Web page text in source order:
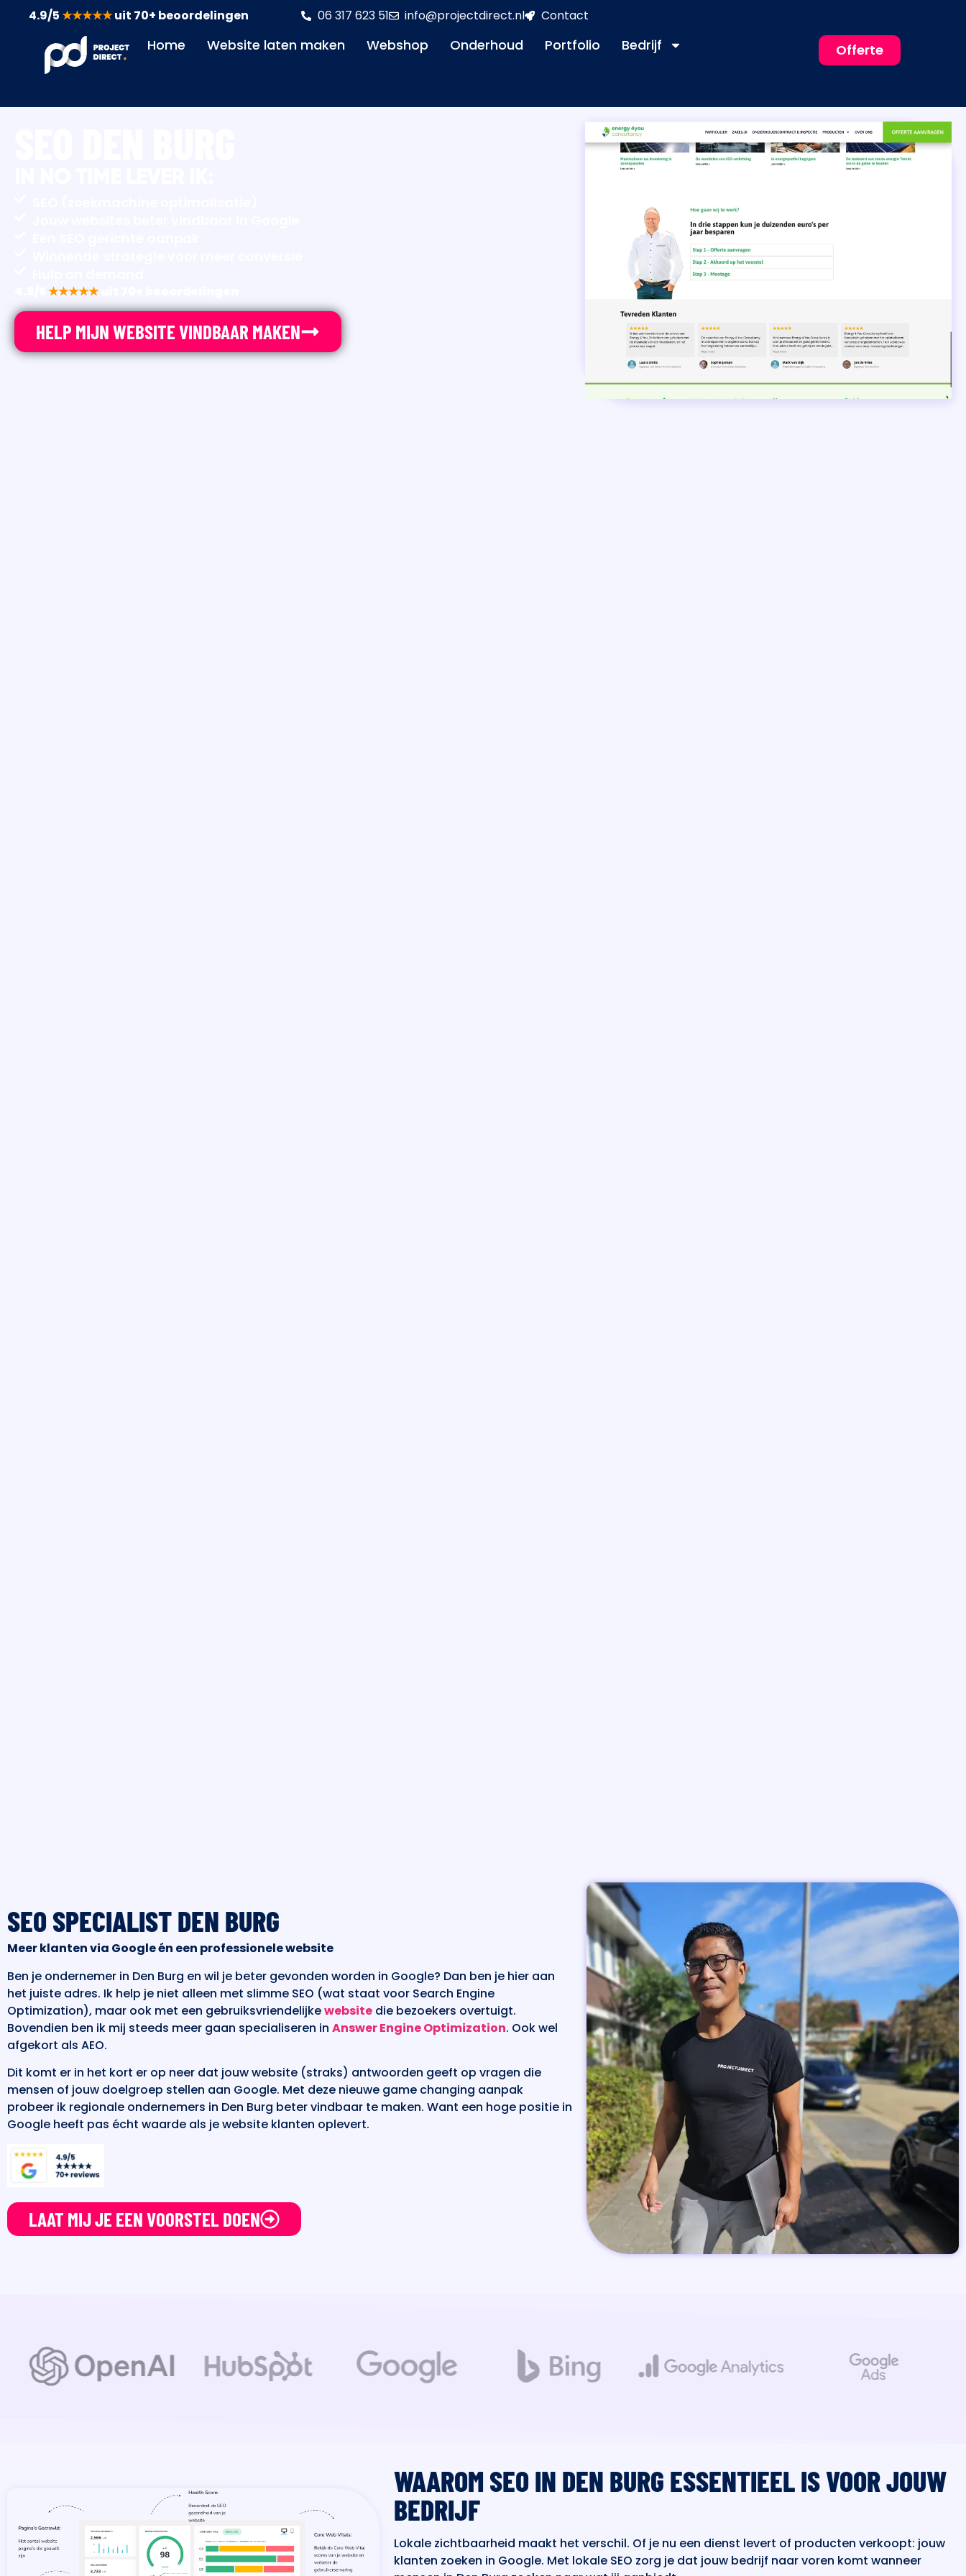
4.9/5★★★★★uit 70+ beoordelingen 06 317 623 51 info@projectdirect.nl Contact
Home Website laten maken Webshop Onderhoud Portfolio Bedrijf Offerte
★★★★★
HELP MIJN WEBSITE VINDBAAR MAKEN
SEO SPECIALIST DEN BURG
Meer klanten via Google én een professionele website
Ben je ondernemer in Den Burg en wil je beter gevonden worden in Google? Dan ben je hier aan
het juiste adres. Ik help je niet alleen met slimme SEO (wat staat voor Search Engine
Optimization), maar ook met een gebruiksvriendelijkewebsite die bezoekers overtuigt.
Bovendien ben ik mij steeds meer gaan specialiseren in Answer Engine Optimization. Ook wel
afgekort als AEO.
Dit komt er in het kort er op neer dat jouw website (straks) antwoorden geeft op vragen die
mensen of jouw doelgroep stellen aan Google. Met deze nieuwe game changing aanpak
probeer ik regionale ondernemers in Den Burg beter vindbaar te maken. Want een hoge positie in
Google heeft pas écht waarde als je website klanten oplevert.
LAAT MIJ JE EEN VOORSTEL DOEN
WAAROM SEO IN DEN BURG ESSENTIEEL IS VOOR JOUW
BEDRIJF
Lokale zichtbaarheid maakt het verschil. Of je nu een dienst levert of producten verkoopt: jouw
klanten zoeken in Google. Met lokale SEO zorg je dat jouw bedrijf naar voren komt wanneer